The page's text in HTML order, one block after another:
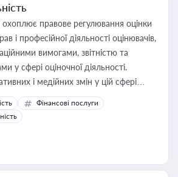
охоплює правове регулювання оцінки
і професійної діяльності оцінювачів,
вимогами, звітністю та
у сфері оціночної діяльності.
і медійних змін у цій сфері
бізнесу, керівника, юриста або
приватизації, оренди
угод і перевірки
діяльності
Фінансові послуги